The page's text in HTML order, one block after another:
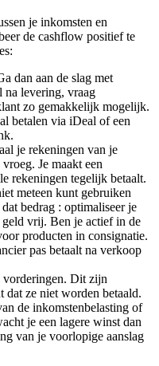
je inkomsten en
de cashflow positief te
dan aan de slag met
na levering, vraag
zo gemakkelijk mogelijk.
betalen via iDeal of een
je rekeningen van je
Je maakt een
rekeningen tegelijk betaalt.
meteen kunt gebruiken
bedrag : optimaliseer je
vrij. Ben je actief in de
producten in consignatie.
pas betaalt na verkoop
vorderingen. Dit zijn
dat ze niet worden betaald.
de inkomstenbelasting of
je een lagere winst dan
van je voorlopige aanslag